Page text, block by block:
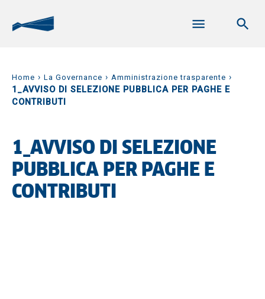
Home › La Governance › Amministrazione trasparente ›
1_AVVISO DI SELEZIONE PUBBLICA PER PAGHE E
CONTRIBUTI
1_AVVISO DI SELEZIONE
PUBBLICA PER PAGHE E
CONTRIBUTI